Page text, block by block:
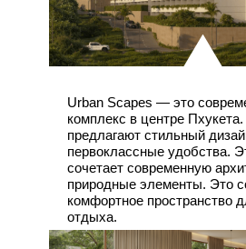
Urban Scapes — это
комплекс в центре
предлагают стильный
первоклассные удобства.
сочетает современную
природные элементы. Это
комфортное пространство
отдыха.